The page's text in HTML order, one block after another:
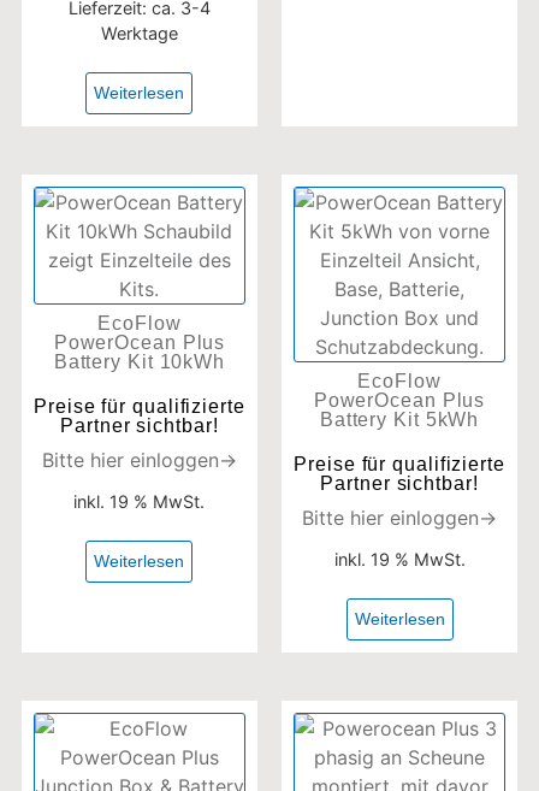
Lieferzeit: ca. 3-4
Werktage
Weiterlesen
EcoFlow
PowerOcean Plus
Battery Kit 10kWh
Preise für qualifizierte
Partner sichtbar!
Bitte hier einloggen→
inkl. 19 % MwSt.
Weiterlesen
EcoFlow
PowerOcean Plus
Battery Kit 5kWh
Preise für qualifizierte
Partner sichtbar!
Bitte hier einloggen→
inkl. 19 % MwSt.
Weiterlesen